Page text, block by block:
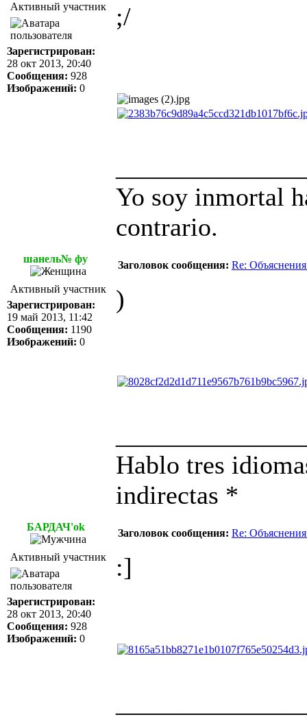
Активный участник
Зарегистрирован:
28 окт 2013, 20:40
Сообщения: 928
Изображений: 0
;/
Yo soy inmortal
contrario.
шанель№ фу
Заголовок сообщения: Re:
Активный участник
Зарегистрирован:
19 май 2013, 11:42
Сообщения: 1190
Изображений: 0
)
Hablo tres
indirectas *
БАРДАЧ'ok
Заголовок сообщения: Re:
Активный участник
Зарегистрирован:
28 окт 2013, 20:40
Сообщения: 928
Изображений: 0
:]